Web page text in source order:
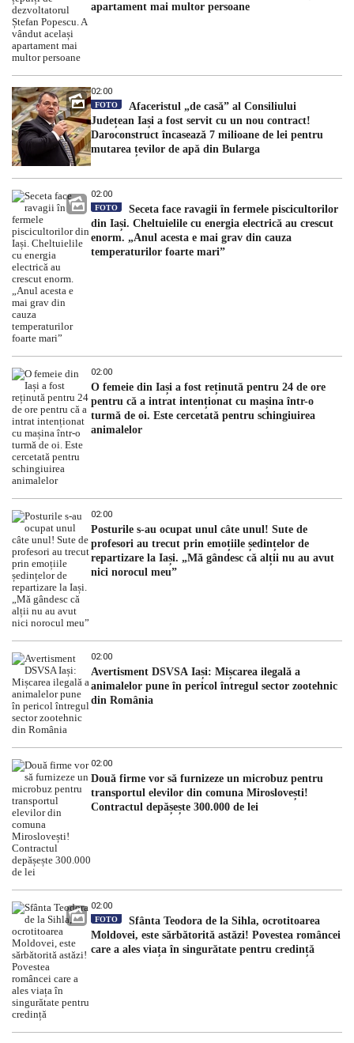
apartament mai multor persoane
02:00
FOTO
Afaceristul „de casă” al Consiliului
Județean Iași a fost servit cu un nou contract!
Daroconstruct încasează 7 milioane de lei pentru
mutarea țevilor de apă din Bularga
02:00
FOTO
Seceta face ravagii în fermele piscicultorilor
din Iași. Cheltuielile cu energia electrică au crescut
enorm. „Anul acesta e mai grav din cauza
temperaturilor foarte mari”
02:00
O femeie din Iași a fost reținută pentru 24 de ore
pentru că a intrat intenționat cu mașina într-o
turmă de oi. Este cercetată pentru schingiuirea
animalelor
02:00
Posturile s-au ocupat unul câte unul! Sute de
profesori au trecut prin emoțiile ședințelor de
repartizare la Iași. „Mă gândesc că alții nu au avut
nici norocul meu”
02:00
Avertisment DSVSA Iași: Mișcarea ilegală a
animalelor pune în pericol întregul sector zootehnic
din România
02:00
Două firme vor să furnizeze un microbuz pentru
transportul elevilor din comuna Miroslovești!
Contractul depășește 300.000 de lei
02:00
FOTO
Sfânta Teodora de la Sihla, ocrotitoarea
Moldovei, este sărbătorită astăzi! Povestea româncei
care a ales viața în singurătate pentru credință